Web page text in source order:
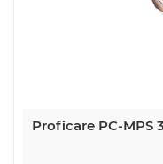
Proficare PC-MPS